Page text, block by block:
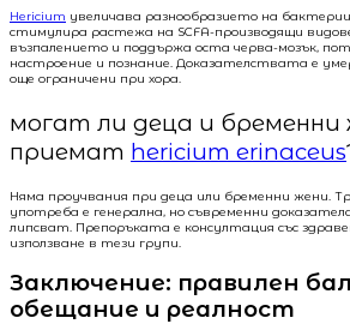
Hericium увеличава разнообразието на
стимулира растежа на SCFA-производящи
възпалението и поддържа оста черва-мозък,
настроение и познание. Доказателствата е
още ограничени при хора.
могат ли деца и бременни
приемат hericium erinaceus
Няма проучвания при деца или бременни жени.
употреба е генерална, но съвременни
липсват. Препоръката е консултация със
използване в тези групи.
Заключение: правилен
обещание и реалност